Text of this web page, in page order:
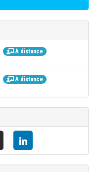
À distance
À distance